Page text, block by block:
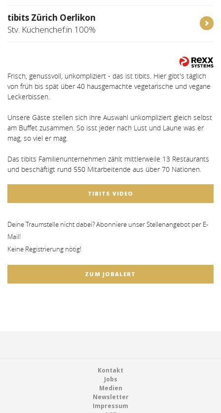
tibits Zürich Oerlikon
Stv. Küchenchef:in 100%
Frisch, genussvoll, unkompliziert - das ist tibits. Hier gibt's täglich
von früh bis spät über 40 hausgemachte vegetarische und vegane
Leckerbissen.
Unsere Gäste stellen sich ihre Auswahl unkompliziert gleich selbst
am Buffet zusammen. So isst jeder nach Lust und Laune was er
mag, so viel er mag.
Das tibits Familienunternehmen zählt mittlerweile 13 Restaurants
und beschäftigt rund 550 Mitarbeitende aus über 70 Nationen.
TIBITS VIDEO
Deine Traumstelle nicht dabei? Abonniere unser Stellenangebot per E-
Mail!
Keine Registrierung nötig!
ZUM JOBALERT
Kontakt
Jobs
Medien
Newsletter
Impressum